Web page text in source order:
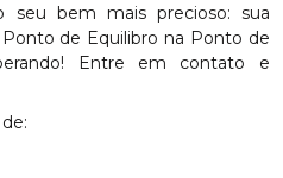
seu bem mais precioso: sua
de Equilibro na Ponto de
Entre em contato e